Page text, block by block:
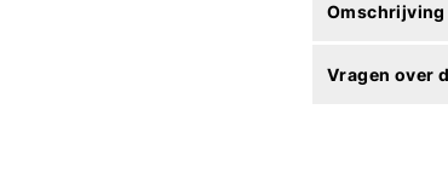
Omschrijving
Vragen over